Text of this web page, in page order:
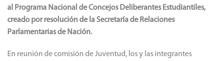
al Programa Nacional de Concejos Deliberantes Estudiantiles,
creado por resolución de la Secretaría de Relaciones
Parlamentarias de Nación.
En reunión de comisión de Juventud, los y las integrantes